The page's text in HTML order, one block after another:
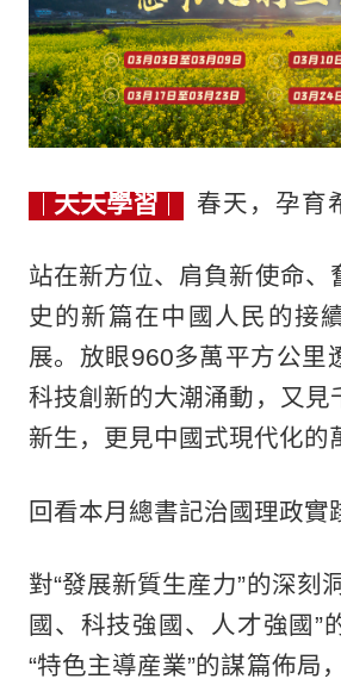
天天學習 春天，孕育
站在新方位、肩負新使命、
史的新篇在中國人民的接
展。放眼960多萬平方公里
科技創新的大潮涌動，又見
新生，更見中國式現代化的
回看本月總書記治國理政
對“發展新質生産力”的深刻
國、科技強國、人才強國”
“特色主導産業”的謀篇佈局